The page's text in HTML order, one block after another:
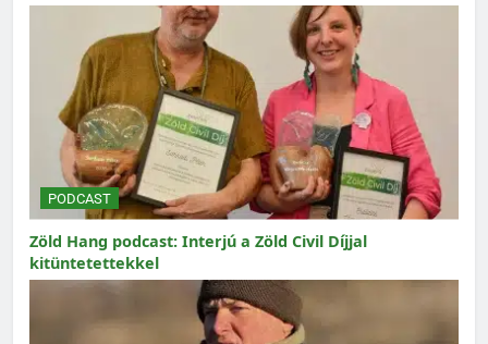
PODCAST
Zöld Hang podcast: Interjú a Zöld Civil Díjjal
kitüntetettekkel